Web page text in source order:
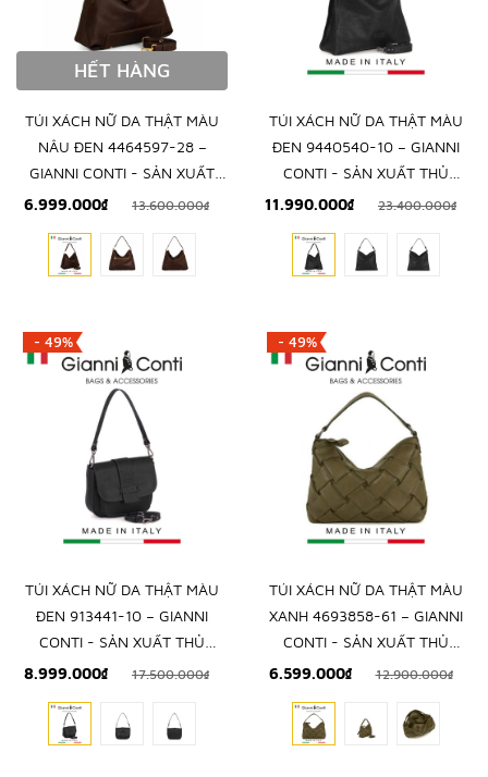
HẾT HÀNG
TÚI XÁCH NỮ DA THẬT MÀU
NÂU ĐEN 4464597-28 –
GIANNI CONTI - SẢN XUẤT
THỦ CÔNG TẠI ITALY
6.999.000₫ 13.600.000₫
TÚI XÁCH NỮ DA THẬT MÀU
ĐEN 9440540-10 – GIANNI
CONTI - SẢN XUẤT THỦ
CÔNG TẠI ITALY
11.990.000₫ 23.400.000₫
- 49%
TÚI XÁCH NỮ DA THẬT MÀU
ĐEN 913441-10 – GIANNI
CONTI - SẢN XUẤT THỦ
CÔNG TẠI ITALY
8.999.000₫ 17.500.000₫
- 49%
TÚI XÁCH NỮ DA THẬT MÀU
XANH 4693858-61 – GIANNI
CONTI - SẢN XUẤT THỦ
CÔNG TẠI ITALY
6.599.000₫ 12.900.000₫